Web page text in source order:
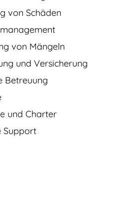
von Schäden
von Mängeln
und Versicherung
Betreuung
und Charter
Support